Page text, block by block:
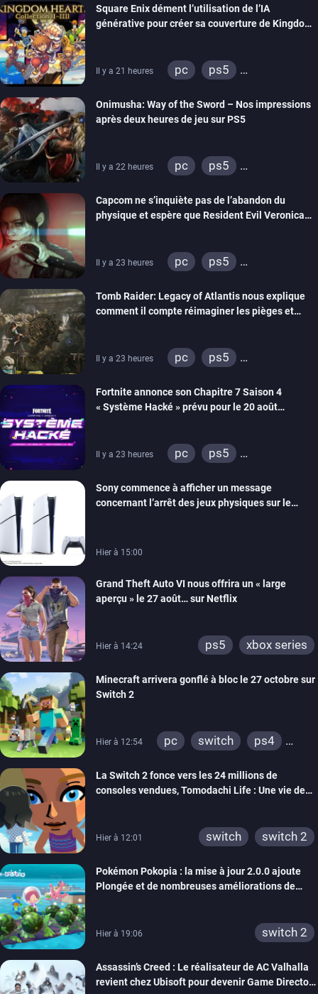
Square Enix dément l’utilisation de l’IA
générative pour créer sa couverture de Kingdom
Il y a 21 heures pc
ps5
Onimusha: Way of the Sword – Nos impressions
après deux heures de jeu sur PS5
Il y a 22 heures pc
ps5
Capcom ne s’inquiète pas de l’abandon du
physique et espère que Resident Evil Veronica
Il y a 23 heures pc
ps5
Tomb Raider: Legacy of Atlantis nous explique
comment il compte réimaginer les pièges et
Il y a 23 heures pc
ps5
Fortnite annonce son Chapitre 7 Saison 4
« Système Hacké » prévu pour le 20 août
Il y a 23 heures pc
ps5
ios
android
xbox one
switch 2
Sony commence à afficher un message
concernant l’arrêt des jeux physiques sur le
Hier à 15:00
Grand Theft Auto VI nous offrira un « large
aperçu » le 27 août… sur Netflix
Hier à 14:24 ps5 xbox series
Minecraft arrivera gonflé à bloc le 27 octobre sur
Switch 2
Hier à 12:54 pc switch
ps4
wiiu
3ds
ps3
xbox 360
switch 2
La Switch 2 fonce vers les 24 millions de
consoles vendues, Tomodachi Life : Une vie de
Hier à 12:01 switch switch 2
Pokémon Pokopia : la mise à jour 2.0.0 ajoute
Plongée et de nombreuses améliorations de
Hier à 19:06 switch 2
Assassin’s Creed : Le réalisateur de AC Valhalla
revient chez Ubisoft pour devenir Game Director